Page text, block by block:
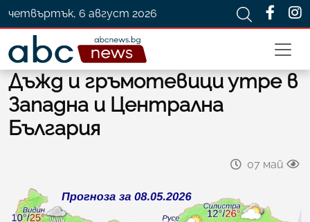
четвъртък, 6 август 2026
Дъжд и гръмотевици утре в
Западна и Централна
България
07 май